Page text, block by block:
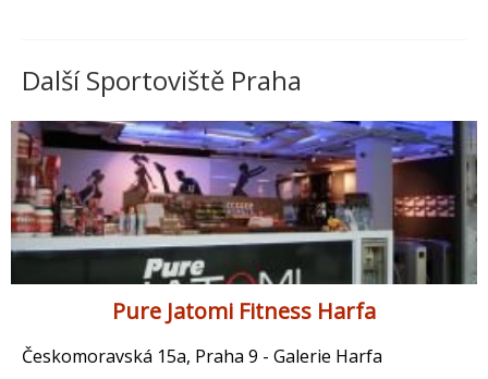
Další Sportoviště Praha
Pure Jatomi Fitness Harfa
Českomoravská 15a, Praha 9 - Galerie Harfa